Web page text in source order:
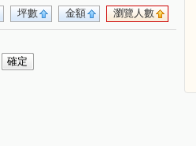
瀏覽人數
金額
坪數